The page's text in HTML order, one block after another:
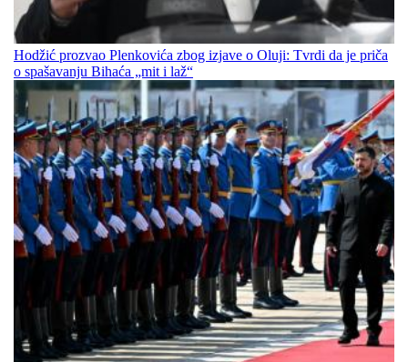
Hodžić prozvao Plenkovića zbog izjave o Oluji: Tvrdi da je priča
o spašavanju Bihaća „mit i laž“